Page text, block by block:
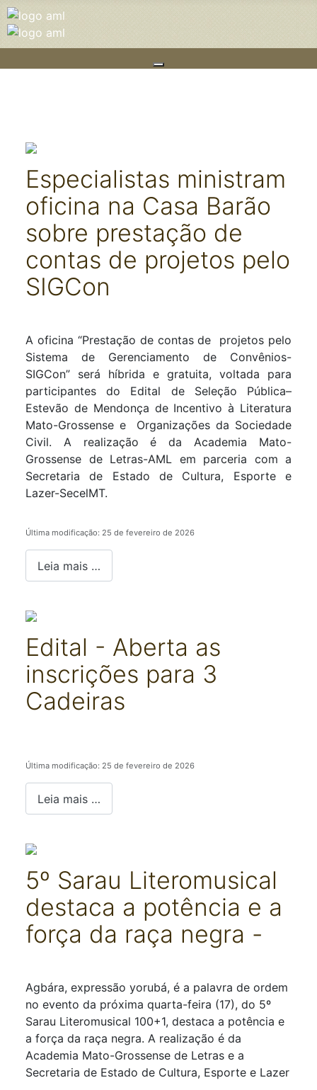
Especialistas ministram
oficina na Casa Barão
sobre prestação de
contas de projetos pelo
SIGCon
A oficina “Prestação de contas de projetos pelo
Sistema de Gerenciamento de Convênios-
SIGCon” será híbrida e gratuita, voltada para
participantes do Edital de Seleção Pública–
Estevão de Mendonça de Incentivo à Literatura
Mato-Grossense e Organizações da Sociedade
Civil. A realização é da Academia Mato-
Grossense de Letras-AML em parceria com a
Secretaria de Estado de Cultura, Esporte e
Lazer-SecelMT.
Última modificação: 25 de fevereiro de 2026
Leia mais …
Edital - Aberta as
inscrições para 3
Cadeiras
Última modificação: 25 de fevereiro de 2026
Leia mais …
5º Sarau Literomusical
destaca a potência e a
força da raça negra -
Agbára, expressão yorubá, é a palavra de ordem
no evento da próxima quarta-feira (17), do 5º
Sarau Literomusical 100+1, destaca a potência e
a força da raça negra. A realização é da
Academia Mato-Grossense de Letras e a
Secretaria de Estado de Cultura, Esporte e Lazer